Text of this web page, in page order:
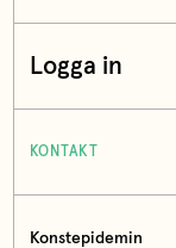
Logga in
KONTAKT
Konstepidemin